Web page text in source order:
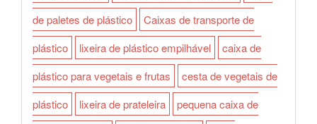
de paletes de plástico
Caixas de transporte de
plástico
lixeira de plástico empilhável
caixa de
plástico para vegetais e frutas
cesta de vegetais de
plástico
lixeira de prateleira
pequena caixa de